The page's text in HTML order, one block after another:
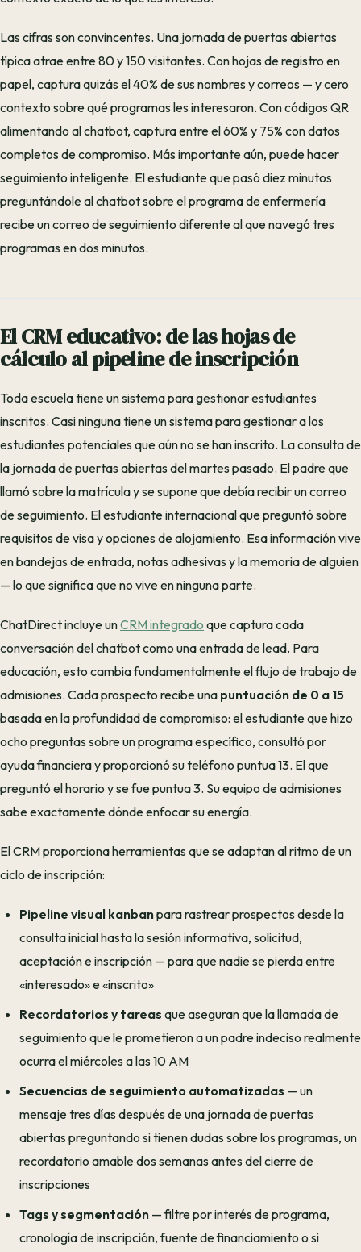
Las cifras son convincentes. Una jornada de puertas abiertas
típica atrae entre 80 y 150 visitantes. Con hojas de registro en
papel, captura quizás el 40% de sus nombres y correos — y cero
contexto sobre qué programas les interesaron. Con códigos QR
alimentando al chatbot, captura entre el 60% y 75% con datos
completos de compromiso. Más importante aún, puede hacer
seguimiento inteligente. El estudiante que pasó diez minutos
preguntándole al chatbot sobre el programa de enfermería
recibe un correo de seguimiento diferente al que navegó tres
programas en dos minutos.
El CRM educativo: de las hojas de
cálculo al pipeline de inscripción
Toda escuela tiene un sistema para gestionar estudiantes
inscritos. Casi ninguna tiene un sistema para gestionar a los
estudiantes potenciales que aún no se han inscrito. La consulta de
la jornada de puertas abiertas del martes pasado. El padre que
llamó sobre la matrícula y se supone que debía recibir un correo
de seguimiento. El estudiante internacional que preguntó sobre
requisitos de visa y opciones de alojamiento. Esa información vive
en bandejas de entrada, notas adhesivas y la memoria de alguien
— lo que significa que no vive en ninguna parte.
ChatDirect incluye unCRM integrado que captura cada
conversación del chatbot como una entrada de lead. Para
educación, esto cambia fundamentalmente el flujo de trabajo de
admisiones. Cada prospecto recibe una puntuación de 0 a 15
basada en la profundidad de compromiso: el estudiante que hizo
ocho preguntas sobre un programa específico, consultó por
ayuda financiera y proporcionó su teléfono puntua 13. El que
preguntó el horario y se fue puntua 3. Su equipo de admisiones
sabe exactamente dónde enfocar su energía.
El CRM proporciona herramientas que se adaptan al ritmo de un
ciclo de inscripción:
Pipeline visual kanbanpara rastrear prospectos desde la
consulta inicial hasta la sesión informativa, solicitud,
aceptación e inscripción — para que nadie se pierda entre
«interesado» e «inscrito»
Recordatorios y tareas que aseguran que la llamada de
seguimiento que le prometieron a un padre indeciso realmente
ocurra el miércoles a las 10 AM
Secuencias de seguimiento automatizadas — un
mensaje tres días después de una jornada de puertas
abiertas preguntando si tienen dudas sobre los programas, un
recordatorio amable dos semanas antes del cierre de
inscripciones
Tags y segmentación — filtre por interés de programa,
cronología de inscripción, fuente de financiamiento o si